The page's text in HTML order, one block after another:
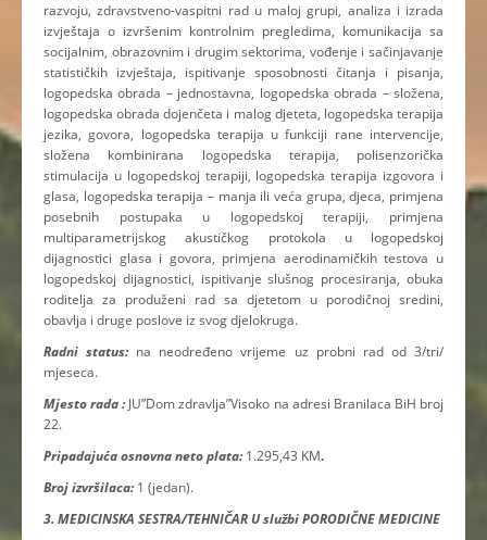
razvoju, zdravstveno-vaspitni rad u maloj grupi, analiza i izrada
izvještaja o izvršenim kontrolnim pregledima, komunikacija sa
socijalnim, obrazovnim i drugim sektorima, vođenje i sačinjavanje
statističkih izvještaja, ispitivanje sposobnosti čitanja i pisanja,
logopedska obrada – jednostavna, logopedska obrada – složena,
logopedska obrada dojenčeta i malog djeteta, logopedska terapija
jezika, govora, logopedska terapija u funkciji rane intervencije,
složena kombinirana logopedska terapija, polisenzorička
stimulacija u logopedskoj terapiji, logopedska terapija izgovora i
glasa, logopedska terapija – manja ili veća grupa, djeca, primjena
posebnih postupaka u logopedskoj terapiji, primjena
multiparametrijskog akustičkog protokola u logopedskoj
dijagnostici glasa i govora, primjena aerodinamičkih testova u
logopedskoj dijagnostici, ispitivanje slušnog procesiranja, obuka
roditelja za produženi rad sa djetetom u porodičnoj sredini,
obavlja i druge poslove iz svog djelokruga.
Radni status: na neodređeno vrijeme uz probni rad od 3/tri/
mjeseca.
Mjesto rada :JU”Dom zdravlja”Visoko na adresi Branilaca BiH broj
22.
Pripadajuća osnovna neto plata:1.295,43 KM.
Broj izvršilaca:1 (jedan).
3. MEDICINSKA SESTRA/TEHNIČAR U službi PORODIČNE MEDICINE